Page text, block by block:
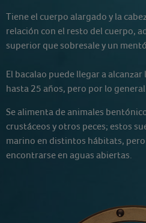
Tiene el cuerpo alargado y la
relación con el resto del cuerpo,
superior que sobresale y un
El bacalao puede llegar a
hasta 25 años, pero por lo general
Se alimenta de animales
crustáceos y otros peces; estos
marino en distintos hábitats,
encontrarse en aguas abiertas.